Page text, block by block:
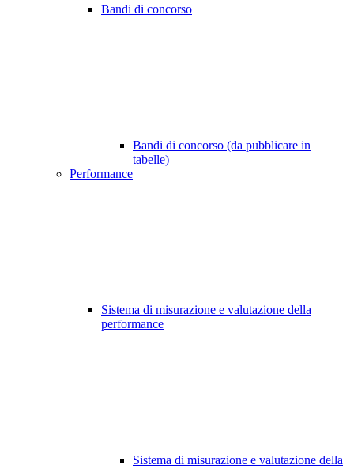
Bandi di concorso
Bandi di concorso (da pubblicare in
tabelle)
Performance
Sistema di misurazione e valutazione della
performance
Sistema di misurazione e valutazione della